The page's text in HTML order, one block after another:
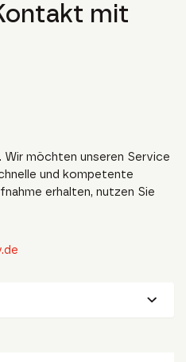
mit
möchten unseren Service
und kompetente
erhalten, nutzen Sie